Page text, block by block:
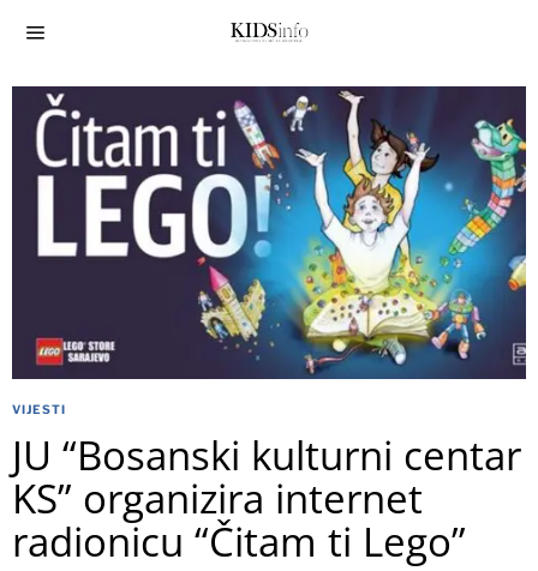
VIJESTI
JU “Bosanski kulturni centar
KS” organizira internet
radionicu “Čitam ti Lego”